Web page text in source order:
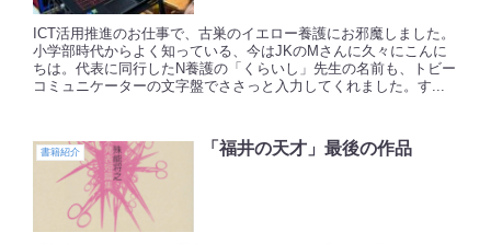
ICT活用推進のお仕事で、古巣のイエロー養護にお邪魔しました。
小学部時代からよく知っている、今はJKのMさんに久々にこんに
ちは。代表に同行したN養護の「くらいし」先生の名前も、トビー
コミュニケーターの文字盤でささっと入力してくれました。す...
書籍紹介 「福井の天才」最後の作品